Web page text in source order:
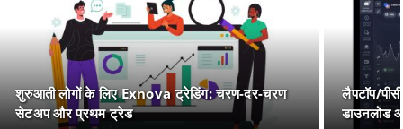
शुरुआती लोगों के लिए Exnova ट्रेडिंग: चरण-दर-चरण
सेटअप और प्रथम ट्रेड
लैपटॉप/
डाउनलोड